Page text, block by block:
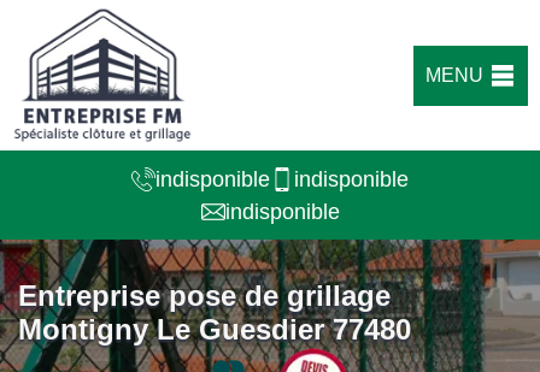
MENU
indisponible
indisponible
indisponible
Entreprise pose de grillage
Montigny Le Guesdier 77480